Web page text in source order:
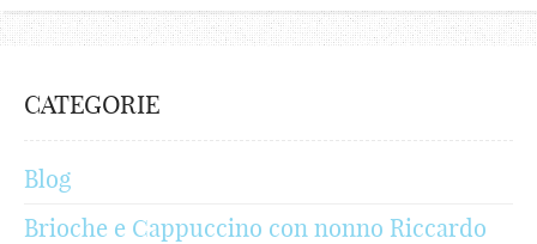
CATEGORIE
Blog
Brioche e Cappuccino con nonno Riccardo